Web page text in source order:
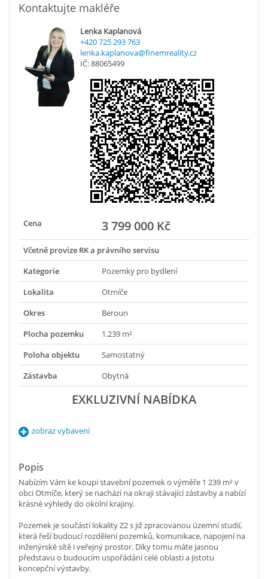
Kontaktujte makléře
Lenka Kaplanová
+420 725 293 763
lenka.kaplanova@finemreality.cz
IČ: 88065499
Cena 3 799 000 Kč
Včetně provize RK a právního servisu
Kategorie
Pozemky pro bydlení
Lokalita
Otmíče
Okres
Beroun
Plocha pozemku
1.239 m²
Poloha objektu
Samostatný
Zástavba
Obytná
EXKLUZIVNÍ NABÍDKA
zobraz vybavení
Popis
Nabízím Vám ke koupi stavební pozemek o výměře 1 239 m² v
obci Otmíče, který se nachází na okraji stávající zástavby a nabízí
krásné výhledy do okolní krajiny.
Pozemek je součástí lokality Z2 s již zpracovanou územní studií,
která řeší budoucí rozdělení pozemků, komunikace, napojení na
inženýrské sítě i veřejný prostor. Díky tomu máte jasnou
představu o budoucím uspořádání celé oblasti a jistotu
koncepční výstavby.